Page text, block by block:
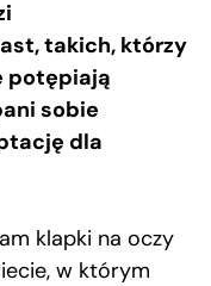
takich, którzy
potępiają
sobie
dla
klapki na oczy
w którym